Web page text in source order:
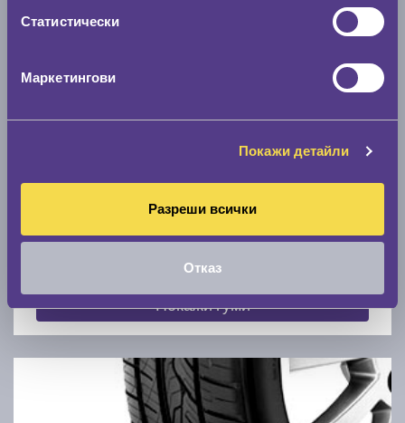
Статистически
Маркетингови
Покажи детайли
Разреши всички
Отказ
По марка автомобил
Покажи гуми